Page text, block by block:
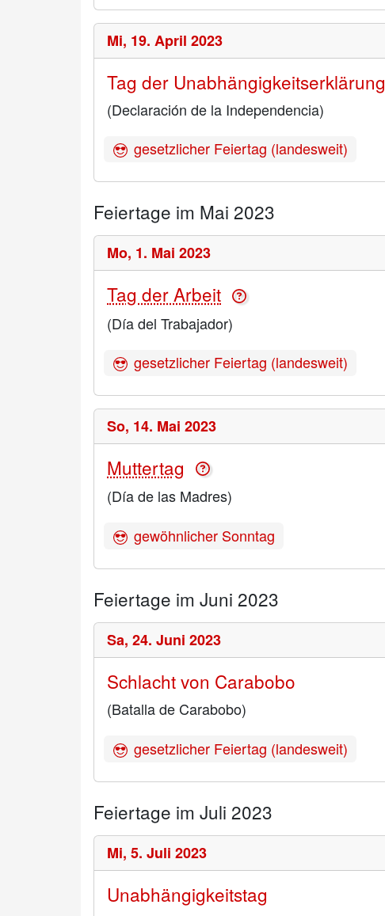
Mi, 19. April 2023
Tag der Unabhängigkeitserklärung
(Declaración de la Independencia)
gesetzlicher Feiertag (landesweit)
Feiertage im Mai 2023
Mo, 1. Mai 2023
Tag der Arbeit
(Día del Trabajador)
gesetzlicher Feiertag (landesweit)
So, 14. Mai 2023
Muttertag
(Día de las Madres)
gewöhnlicher Sonntag
Feiertage im Juni 2023
Sa, 24. Juni 2023
Schlacht von Carabobo
(Batalla de Carabobo)
gesetzlicher Feiertag (landesweit)
Feiertage im Juli 2023
Mi, 5. Juli 2023
Unabhängigkeitstag